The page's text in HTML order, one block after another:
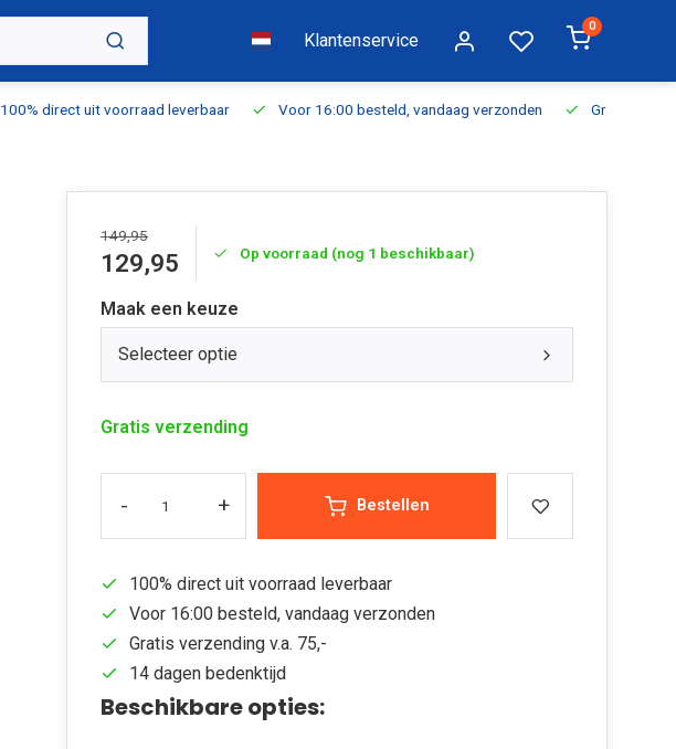
Klantenservice
0
100% direct uit voorraad leverbaar Voor 16:00 besteld, vandaag verzonden Gratis
149,95
129,95 Op voorraad (nog 1 beschikbaar)
Maak een keuze
Selecteer optie
Gratis verzending
- + Bestellen
100% direct uit voorraad leverbaar
Voor 16:00 besteld, vandaag verzonden
Gratis verzending v.a. 75,-
14 dagen bedenktijd
Beschikbare opties: